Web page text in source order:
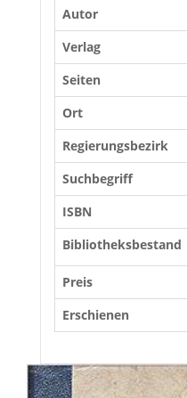
Autor
Verlag
Seiten
Ort
Regierungsbezirk
Suchbegriff
ISBN
Bibliotheksbestand
Preis
Erschienen